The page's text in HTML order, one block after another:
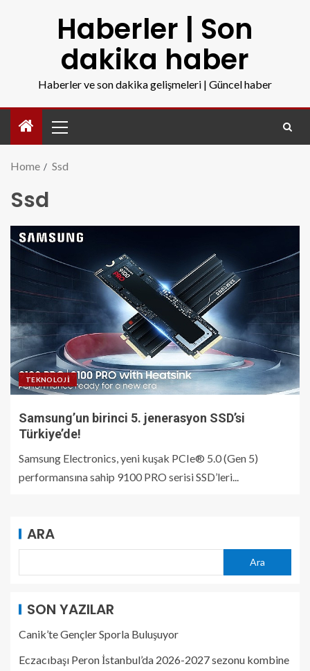
Haberler | Son
dakika haber
Haberler ve son dakika gelişmeleri | Güncel haber
Home Ssd
Ssd
TEKNOLOJI
Samsung’un birinci 5. jenerasyon SSD’si
Türkiye’de!
Samsung Electronics, yeni kuşak PCIe® 5.0 (Gen 5)
performansına sahip 9100 PRO serisi SSD’leri...
ARA
Ara
SON YAZILAR
Canik’te Gençler Sporla Buluşuyor
Eczacıbaşı Peron İstanbul’da 2026-2027 sezonu kombine